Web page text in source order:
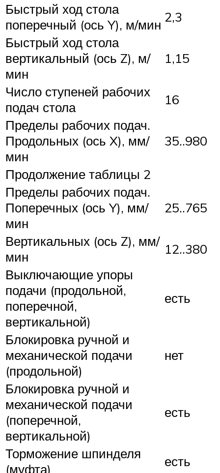
Быстрый ход стола
поперечный (ось Y), м/мин 2,3
Быстрый ход стола
вертикальный (ось Z), м/
мин
1,15
Число ступеней рабочих
подач стола
16
Пределы рабочих подач.
Продольных (ось X), мм/
мин
35..980
Продолжение таблицы 2
Пределы рабочих подач.
Поперечных (ось Y), мм/
мин
25..765
Вертикальных (ось Z), мм/
мин
12..380
Выключающие упоры
подачи (продольной,
поперечной,
вертикальной)
есть
Блокировка ручной и
механической подачи
(продольной)
нет
Блокировка ручной и
механической подачи
(поперечной,
вертикальной)
есть
Торможение шпинделя
(муфта)
есть